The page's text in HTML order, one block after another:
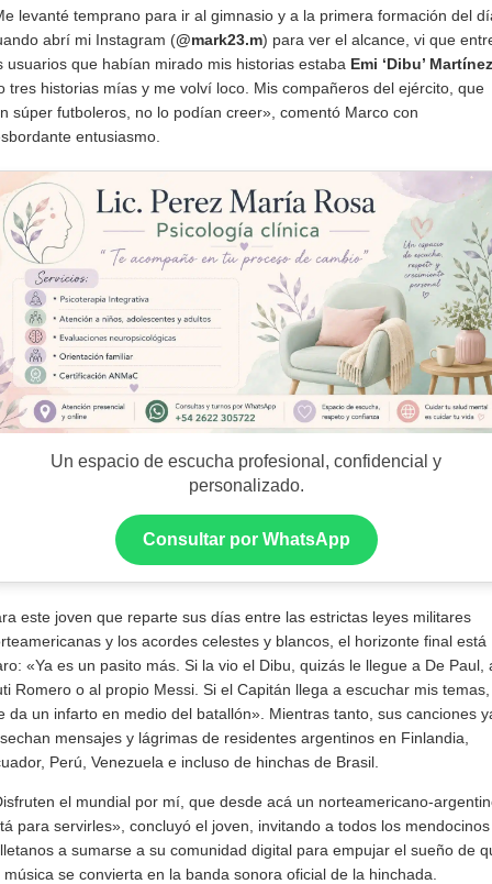
levanté temprano para ir al gimnasio y a la primera formación del
abrí mi Instagram (@mark23.m) para ver el alcance, vi que
usuarios que habían mirado mis historias estaba Emi ‘Dibu’ Martínez
tres historias mías y me volví loco. Mis compañeros del ejército, que
súper futboleros, no lo podían creer», comentó Marco con
entusiasmo.
Un espacio de escucha profesional, confidencial y
personalizado.
Consultar por WhatsApp
este joven que reparte sus días entre las estrictas leyes militares
y los acordes celestes y blancos, el horizonte final está
«Ya es un pasito más. Si la vio el Dibu, quizás le llegue a De Paul,
Romero o al propio Messi. Si el Capitán llega a escuchar mis temas,
da un infarto en medio del batallón». Mientras tanto, sus canciones
mensajes y lágrimas de residentes argentinos en Finlandia,
Perú, Venezuela e incluso de hinchas de Brasil.
el mundial por mí, que desde acá un norteamericano-
para servirles», concluyó el joven, invitando a todos los
a sumarse a su comunidad digital para empujar el sueño de
música se convierta en la banda sonora oficial de la hinchada.